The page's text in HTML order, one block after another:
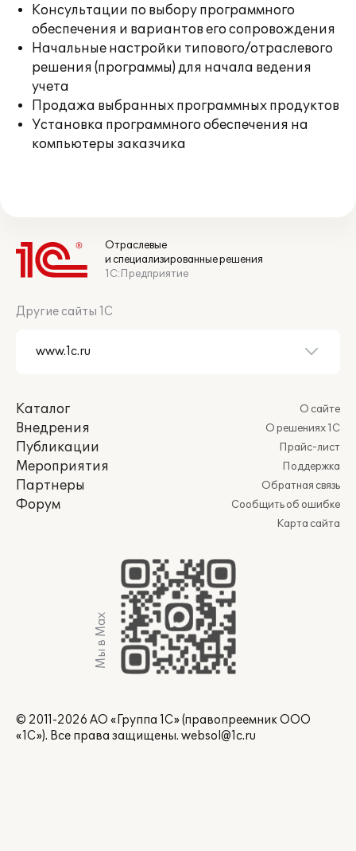
Консультации по выбору программного
обеспечения и вариантов его сопровождения
Начальные настройки типового/отраслевого
решения (программы) для начала ведения
учета
Продажа выбранных программных продуктов
Установка программного обеспечения на
компьютеры заказчика
Отраслевые
и специализированные решения
1С:Предприятие
Другие сайты 1С
Каталог
Внедрения
Публикации
Мероприятия
Партнеры
Форум
О сайте
О решениях 1С
Прайс-лист
Поддержка
Обратная связь
Сообщить об ошибке
Карта сайта
Мы в Max
© 2011-2026 АО «Группа 1С» (правопреемник ООО
«1С»). Все права защищены. websol@1c.ru